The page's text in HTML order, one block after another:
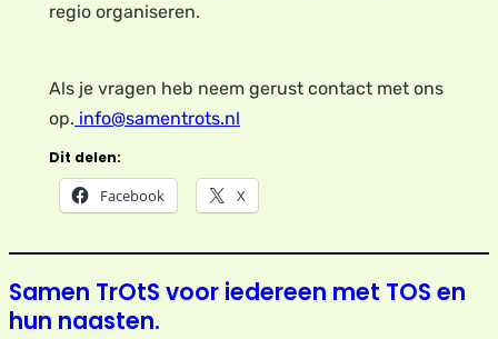
regio organiseren.
Als je vragen heb neem gerust contact met ons
op. info@samentrots.nl
Dit delen:
Facebook X
Samen TrOtS voor iedereen met TOS en
hun naasten.